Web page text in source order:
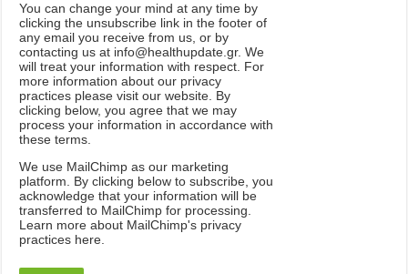
You can change your mind at any time by
clicking the unsubscribe link in the footer of
any email you receive from us, or by
contacting us at info@healthupdate.gr. We
will treat your information with respect. For
more information about our privacy
practices please visit our website. By
clicking below, you agree that we may
process your information in accordance with
these terms.
We use MailChimp as our marketing
platform
By clicking below to subscribe ,you
acknowledge that your information will be
transferred to MailChimp for processing
Learn more about MailChimp's privacy
practices here